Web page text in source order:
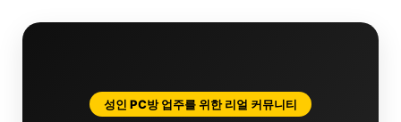
성인 PC방 업주를 위한 리얼 커뮤니티